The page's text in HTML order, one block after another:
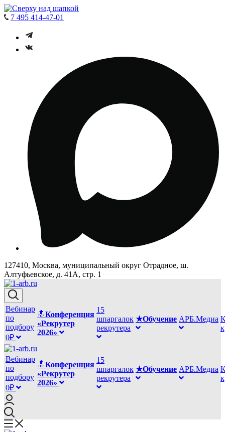
7 495 414-47-01
127410, Москва, муниципальный округ Отрадное, ш.
Алтуфьевское, д. 41А, стр. 1
Вебинар
по
подбору
0₽
🔝Конференция
«Рекрутер
2026»
15
шпаргалок
рекрутера
★Обучение АРБ.Медиа
Вебинар
по
подбору
0₽
🔝Конференция
«Рекрутер
2026»
15
шпаргалок
рекрутера
★Обучение АРБ.Медиа